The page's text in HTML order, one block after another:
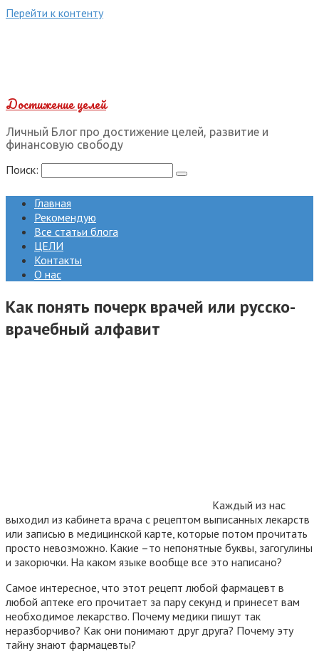
Перейти к контенту
Достижение целей
Личный Блог про достижение целей, развитие и
финансовую свободу
Поиск:
Главная
Рекомендую
Все статьи блога
ЦЕЛИ
Контакты
О нас
Как понять почерк врачей или русско-
врачебный алфавит
Каждый из нас
выходил из кабинета врача с рецептом выписанных лекарств
или записью в медицинской карте, которые потом прочитать
просто невозможно. Какие –то непонятные буквы, загогулины
и закорючки. На каком языке вообще все это написано?
Самое интересное, что этот рецепт любой фармацевт в
любой аптеке его прочитает за пару секунд и принесет вам
необходимое лекарство. Почему медики пишут так
неразборчиво? Как они понимают друг друга? Почему эту
тайну знают фармацевты?